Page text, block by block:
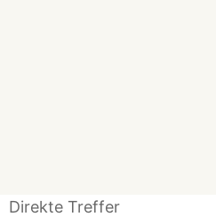
Direkte Treffer